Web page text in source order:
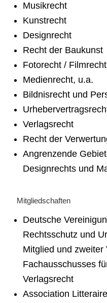
Musikrecht
Kunstrecht
Designrecht
Recht der Baukunst
Fotorecht / Filmrecht
Medienrecht, u.a.
Bildnisrecht und
Verlagsrecht
Recht der
Angrenzende
Designrechts und
Mitgliedschaften
Deutsche
Rechtsschutz und
Mitglied und zweiter
Fachausschusses
Verlagsrecht
Association